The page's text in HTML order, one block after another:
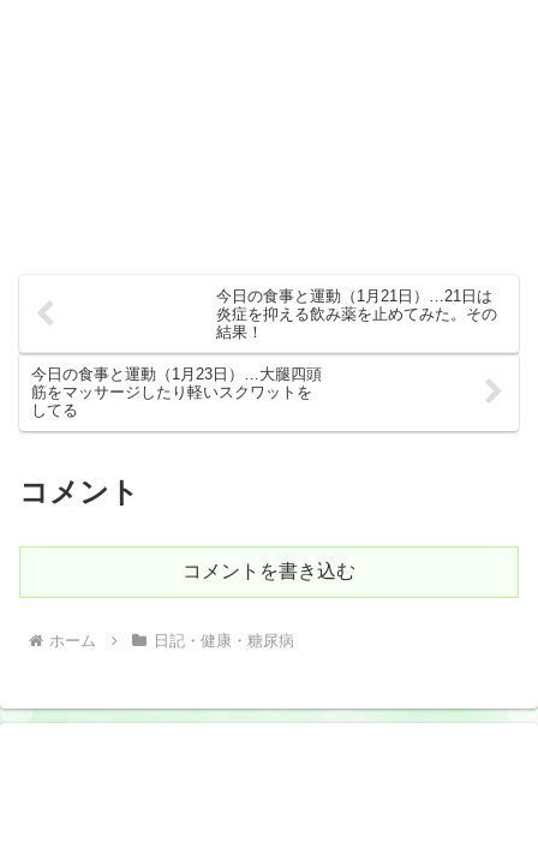
今日の食事と運動（1月21日）…21日は
炎症を抑える飲み薬を止めてみた。その
結果！
今日の食事と運動（1月23日）…大腿四頭
筋をマッサージしたり軽いスクワットを
してる
コメント
コメントを書き込む
ホーム 日記・健康・糖尿病